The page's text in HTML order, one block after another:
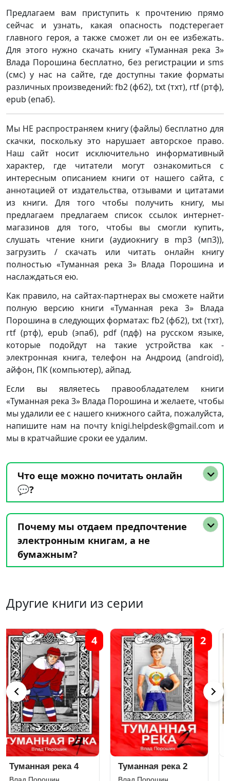
Предлагаем вам приступить к прочтению прямо
сейчас и узнать, какая опасность подстерегает
главного героя, а также сможет ли он ее избежать.
Для этого нужно скачать книгу «Туманная река 3»
Влада Порошина бесплатно, без регистрации и sms
(смс) у нас на сайте, где доступны такие форматы
различных произведений: fb2 (фб2), txt (тхт), rtf (ртф),
epub (епаб).
Мы НЕ распространяем книгу (файлы) бесплатно для
скачки, поскольку это нарушает авторское право.
Наш сайт носит исключительно информативный
характер, где читатели могут ознакомиться с
интересным описанием книги от нашего сайта, с
аннотацией от издательства, отзывами и цитатами
из книги. Для того чтобы получить книгу, мы
предлагаем предлагаем список ссылок интернет-
магазинов для того, чтобы вы смогли купить,
слушать чтение книги (аудиокнигу в mp3 (мп3)),
загрузить / скачать или читать онлайн книгу
полностью «Туманная река 3» Влада Порошина и
наслаждаться ею.
Как правило, на сайтах-партнерах вы сможете найти
полную версию книги «Туманная река 3» Влада
Порошина в следующих форматах: fb2 (фб2), txt (тхт),
rtf (ртф), epub (эпаб), pdf (пдф) на русском языке,
которые подойдут на такие устройства как -
электронная книга, телефон на Андроид (android),
айфон, ПК (компьютер), айпад.
Если вы являетесь правообладателем книги
«Туманная река 3» Влада Порошина и желаете, чтобы
мы удалили ее с нашего книжного сайта, пожалуйста,
напишите нам на почту knigi.helpdesk@gmail.com и
мы в кратчайшие сроки ее удалим.
Что еще можно почитать онлайн
💬?
Почему мы отдаем предпочтение
электронным книгам, а не
бумажным?
Другие книги из серии
Туманная река 2 Туманная река